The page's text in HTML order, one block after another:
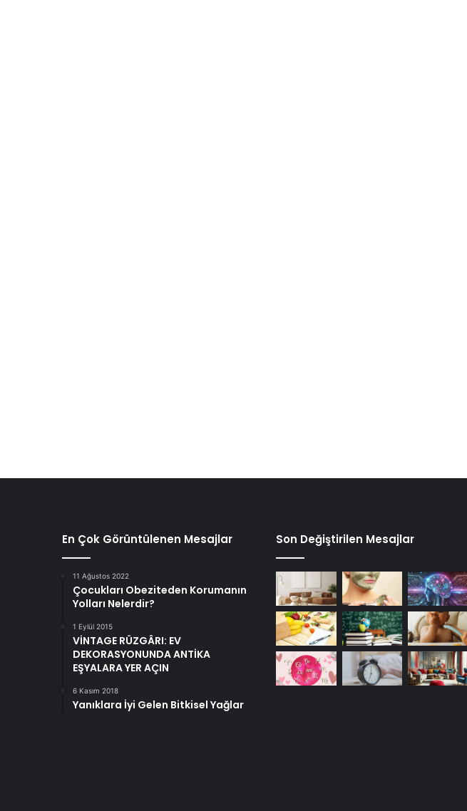
En Çok Görüntülenen Mesajlar
11 Ağustos 2022
Çocukları Obeziteden Korumanın
Yolları Nelerdir?
1 Eylül 2015
VİNTAGE RÜZGÂRI: EV
DEKORASYONUNDA ANTİKA
EŞYALARA YER AÇIN
6 Kasım 2018
Yanıklara İyi Gelen Bitkisel Yağlar
Son Değiştirilen Mesajlar